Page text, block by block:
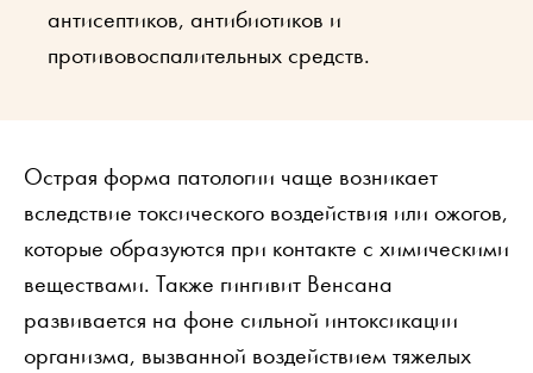
антисептиков, антибиотиков и
противовоспалительных средств.
Острая форма патологии чаще возникает
вследствие токсического воздействия или ожогов,
которые образуются при контакте с химическими
веществами. Также гингивит Венсана
развивается на фоне сильной интоксикации
организма, вызванной воздействием тяжелых